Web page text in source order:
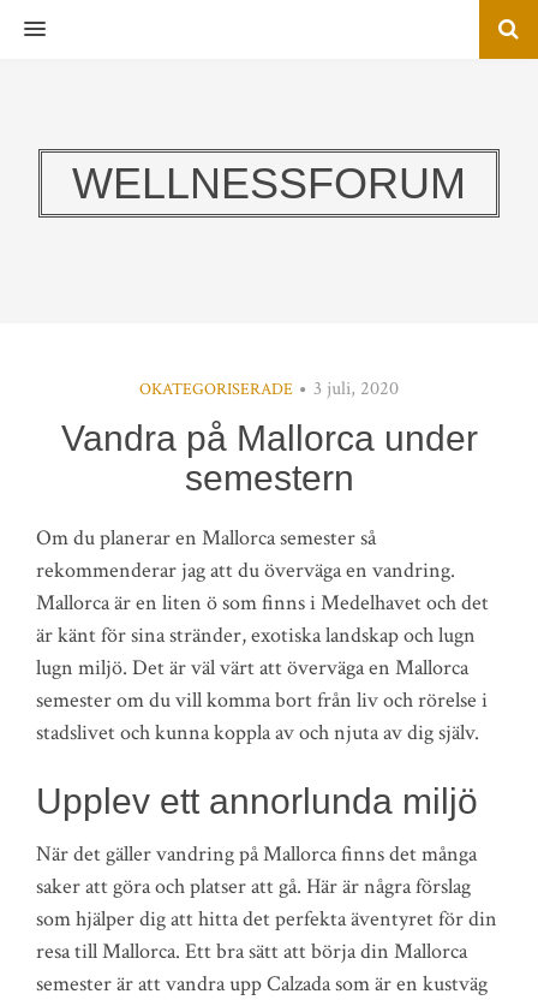
MENU
WELLNESSFORUM
OKATEGORISERADE 3 juli, 2020
Vandra på Mallorca under
semestern
Om du planerar en Mallorca semester så
rekommenderar jag att du överväga en vandring.
Mallorca är en liten ö som finns i Medelhavet och det
är känt för sina stränder, exotiska landskap och lugn
lugn miljö. Det är väl värt att överväga en Mallorca
semester om du vill komma bort från liv och rörelse i
stadslivet och kunna koppla av och njuta av dig själv.
Upplev ett annorlunda miljö
När det gäller vandring på Mallorca finns det många
saker att göra och platser att gå. Här är några förslag
som hjälper dig att hitta det perfekta äventyret för din
resa till Mallorca. Ett bra sätt att börja din Mallorca
semester är att vandra upp Calzada som är en kustväg